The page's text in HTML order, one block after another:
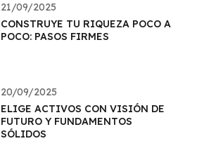
21/09/2025
CONSTRUYE TU RIQUEZA POCO A
POCO: PASOS FIRMES
20/09/2025
ELIGE ACTIVOS CON VISIÓN DE
FUTURO Y FUNDAMENTOS
SÓLIDOS